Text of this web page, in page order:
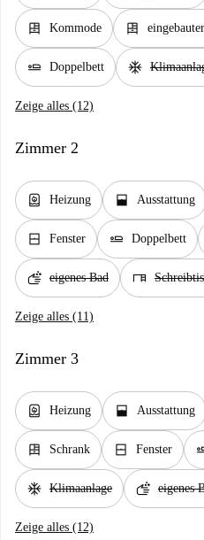
dresser Kommode dresser
airline_seat_flat Doppelbett ac_unit
Zeige alles (12)
Zimmer 2
water_heater Heizung window_open Ausstattung
window_closed Fenster airline_seat_flat Doppelbett
soap eigenes Bad desk
Zeige alles (11)
Zimmer 3
water_heater Heizung window_open Ausstattung
dresser Schrank window_closed Fenster
ac_unit Klimaanlage soap eigenes
Zeige alles (12)